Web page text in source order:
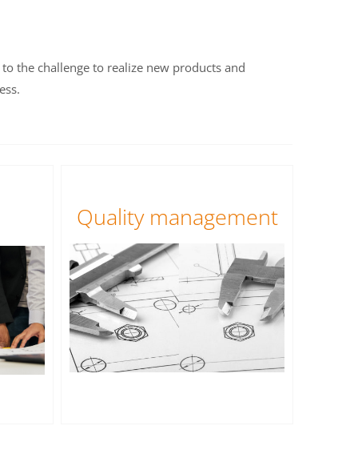
the challenge to realize new products and
Quality management